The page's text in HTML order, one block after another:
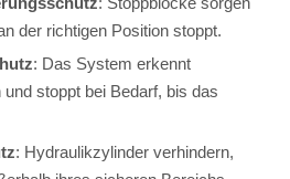
der richtigen Position stoppt.
: Das System erkennt
stoppt bei Bedarf, bis das
: Hydraulikzylinder verhindern,